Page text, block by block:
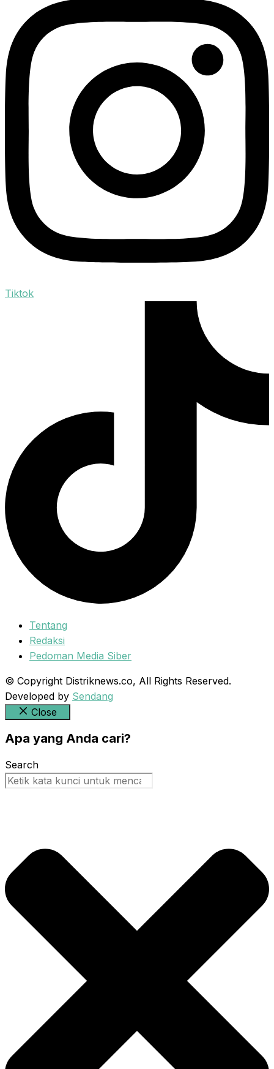
Tiktok
Tentang
Redaksi
Pedoman Media Siber
© Copyright Distriknews.co, All Rights Reserved.
Developed by Sendang
Close
Apa yang Anda cari?
Search